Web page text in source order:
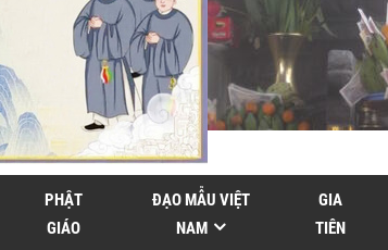
PHẬT
GIÁO
ĐẠO MẪU VIỆT
NAM
GIA
TIÊN